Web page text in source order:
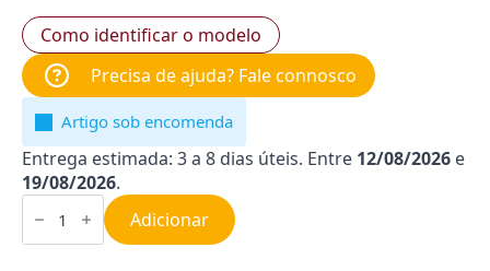
Como identificar o modelo
Precisa de ajuda? Fale connosco
Artigo sob encomenda
Entrega estimada: 3 a 8 dias úteis. Entre 12/08/2026 e
19/08/2026.
Quantidade
de
para
Adicionar